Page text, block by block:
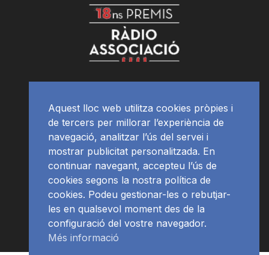
Aquest lloc web utilitza cookies pròpies i
de tercers per millorar l’experiència de
navegació, analitzar l’ús del servei i
mostrar publicitat personalitzada. En
continuar navegant, accepteu l’ús de
cookies segons la nostra política de
cookies. Podeu gestionar-les o rebutjar-
les en qualsevol moment des de la
configuració del vostre navegador.
Més informació